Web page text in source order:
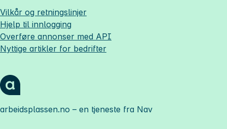
Vilkår og retningslinjer
Hjelp til innlogging
Overføre annonser med API
Nyttige artikler for bedrifter
arbeidsplassen.no – en tjeneste fra Nav